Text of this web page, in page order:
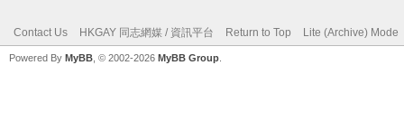
Contact Us HKGAY 同志網媒 / 資訊平台 Return to Top Lite (Archive) Mode
Powered By MyBB , © 2002-2026 MyBB Group